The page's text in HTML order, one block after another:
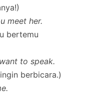
meet her.
bertemu
to speak.
berbicara.)